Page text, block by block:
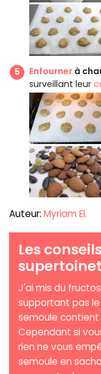
Enfourner à
surveillant leur
Auteur: Myriam El.
Les
J'ai mis du
supportant pas le
semoule contient
Cependant si
rien ne vous
semoule en